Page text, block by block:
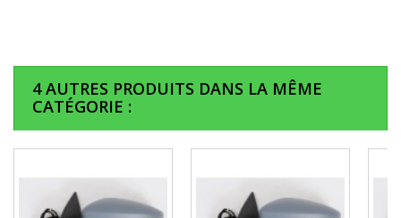
4 AUTRES PRODUITS DANS LA MÊME
CATÉGORIE :